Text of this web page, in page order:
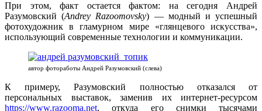
При этом, факт остается фактом: на сегодня Андрей
Разумовский (Andrey Razoomovsky) — модный и успешный
фотохудожник в гламурном мире «глянцевого искусства»,
использующий современные технологии и коммуникации.
автор фотоработы Андрей Разумовский (слева)
К примеру, Разумовский полностью отказался от
персональных выставок, заменив их интернет-ресурсом
https://www.razooma.net, откуда его снимки тысячами